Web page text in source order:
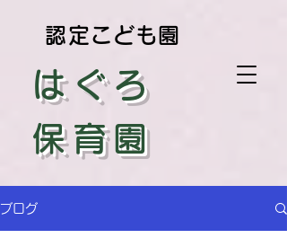
はぐろ
保育園
認定こども園
ブログ